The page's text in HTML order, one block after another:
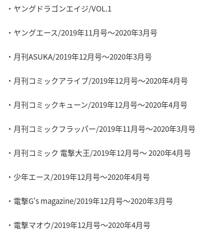
・ヤングドラゴンエイジ/VOL.1
・ヤングエース/2019年11月号～2020年3月号
・月刊ASUKA/2019年12月号～2020年3月号
・月刊コミックアライブ/2019年12月号～2020年4月号
・月刊コミックキューン/2019年12月号～2020年4月号
・月刊コミックフラッパー/2019年11月号～2020年3月号
・月刊コミック 電撃大王/2019年12月号～ 2020年4月号
・少年エース/2019年12月号～2020年4月号
・電撃G‘s magazine/2019年12月号～2020年3月号
・電撃マオウ/2019年12月号～2020年4月号